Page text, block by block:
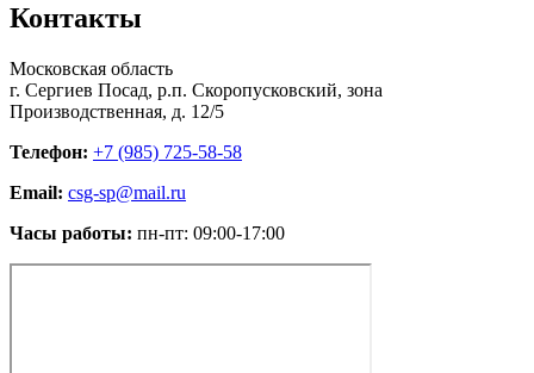
Контакты
Московская область
г. Сергиев Посад, р.п. Скоропусковский, зона
Производственная, д. 12/5
Телефон: +7 (985) 725-58-58
Email: csg-sp@mail.ru
Часы работы: пн-пт: 09:00-17:00